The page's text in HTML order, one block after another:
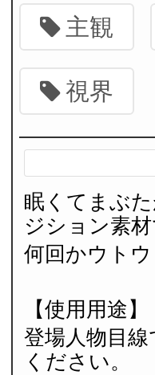
主観
視界
眠くてまぶ
ジション素材
何回かウト
【使用用途】
登場人物目
ください。